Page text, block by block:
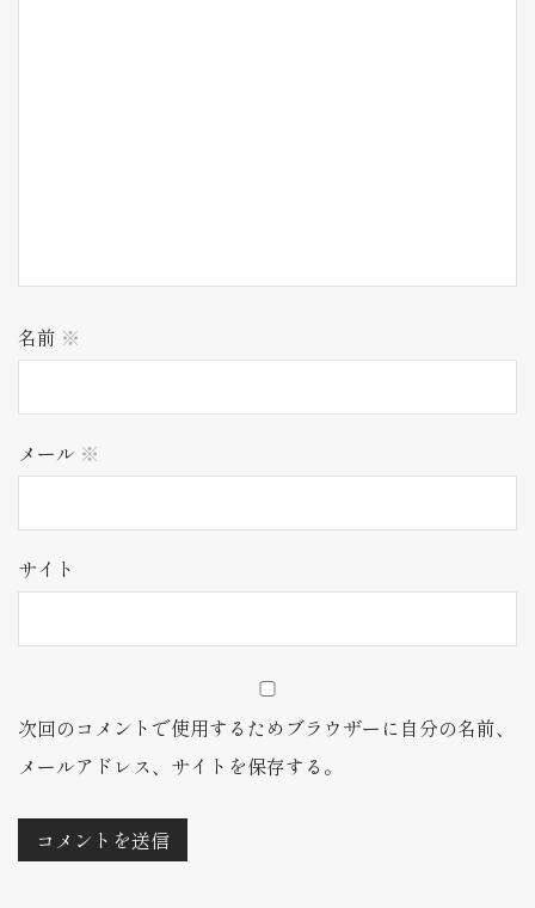
名前 ※
メール ※
サイト
次回のコメントで使用するためブラウザーに自分の名前、
メールアドレス、サイトを保存する。